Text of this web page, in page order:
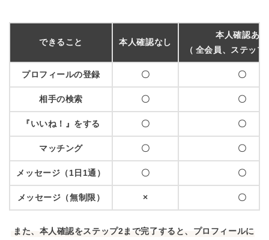
できること 本人確認なし
本人確認あり
（ 全会員、ステップ
プロフィールの登録 〇 〇
相手の検索 〇 〇
『いいね！』をする 〇 〇
マッチング 〇 〇
メッセージ（1日1通） 〇 〇
メッセージ（無制限） × 〇
また、本人確認をステップ2まで完了すると、プロフィールに